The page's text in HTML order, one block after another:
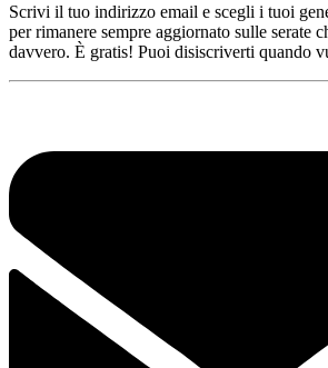
Scrivi il tuo indirizzo email e scegli i tuoi
per rimanere sempre aggiornato sulle serate
davvero. È gratis! Puoi disiscriverti quando